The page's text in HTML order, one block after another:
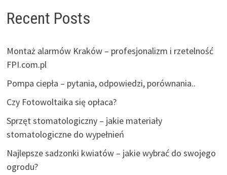
Recent Posts
Montaż alarmów Kraków – profesjonalizm i rzetelność
FPI.com.pl
Pompa ciepła – pytania, odpowiedzi, porównania..
Czy Fotowoltaika się opłaca?
Sprzęt stomatologiczny – jakie materiały
stomatologiczne do wypełnień
Najlepsze sadzonki kwiatów – jakie wybrać do swojego
ogrodu?